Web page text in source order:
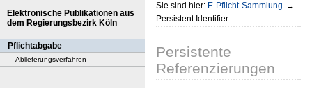
Elektronische Publikationen aus
dem Regierungsbezirk Köln
Pflichtabgabe
Ablieferungsverfahren
Sie sind hier: E-Pflicht-Sammlung →
Persistent Identifier
Persistente
Referenzierungen